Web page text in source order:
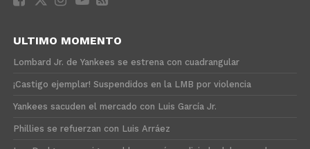
ULTIMO MOMENTO
Lombard Jr. de Yankees se estrena con cuadrangular
¡Castigo ejemplar! Suspendidos en la LMB por violencia
Yankees sacuden el mercado con Luis García Jr.
Phillies se refuerzan con Luis Arráez